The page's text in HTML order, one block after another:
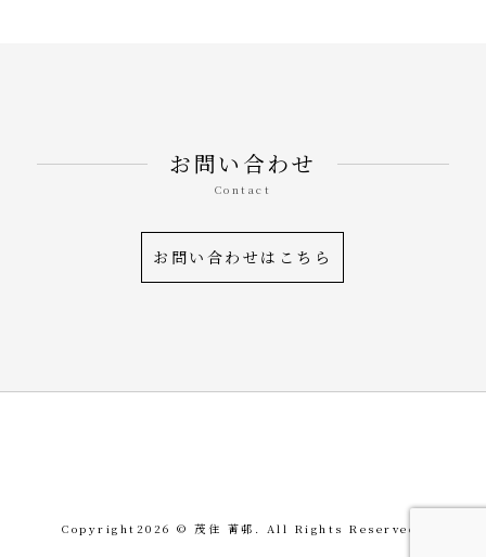
お問い合わせ
Contact
お問い合わせはこちら
Copyright 2026 © 茂住 菁邨. All Rights Reserved.